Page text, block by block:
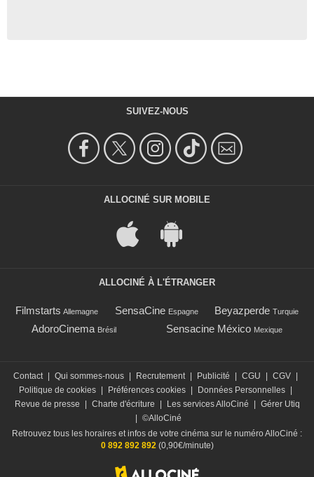
SUIVEZ-NOUS
ALLOCINÉ SUR MOBILE
ALLOCINÉ À L'ÉTRANGER
Filmstarts Allemagne SensaCine Espagne Beyazperde Turquie
AdoroCinema Brésil Sensacine México Mexique
Contact | Qui sommes-nous | Recrutement | Publicité | CGU | CGV |
Politique de cookies | Préférences cookies | Données Personnelles |
Revue de presse
| Charte d'écriture | Les services AlloCiné | Gérer Utiq
| ©AlloCiné
Retrouvez tous les horaires et infos de votre cinéma sur le numéro AlloCiné :
0 892 892 892(0,90€/minute)